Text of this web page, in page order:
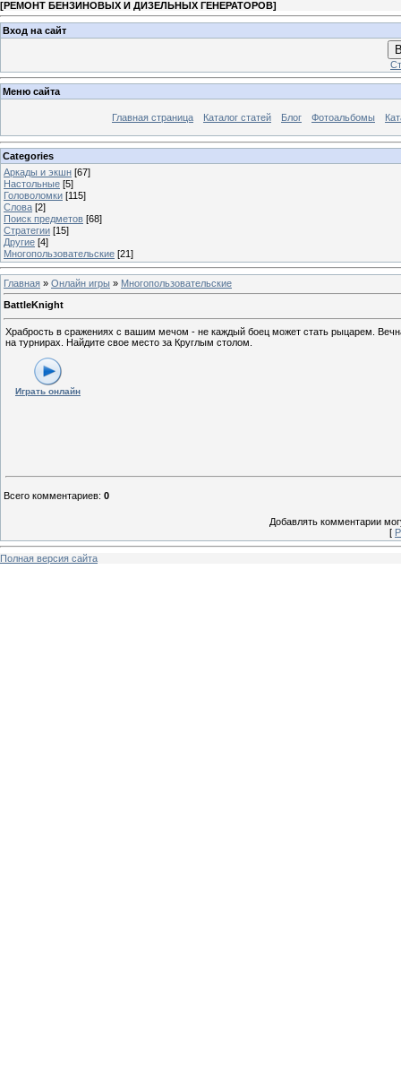
[РЕМОНТ БЕНЗИНОВЫХ И ДИЗЕЛЬНЫХ ГЕНЕРАТОРОВ]
Вход на сайт
Меню сайта
Главная страница Каталог статей Блог Фотоальбомы
Categories
Аркады и экшн [67]
Настольные [5]
Головоломки [115]
Слова [2]
Поиск предметов [68]
Стратегии [15]
Другие [4]
Многопользовательские [21]
Главная » Онлайн игры » Многопользовательские
BattleKnight
Храбрость в сражениях с вашим мечом - не каждый боец может стать рыцарем.
на турнирах. Найдите свое место за Круглым столом.
Играть онлайн
Всего комментариев: 0
Добавлять комментарии
[
Полная версия сайта